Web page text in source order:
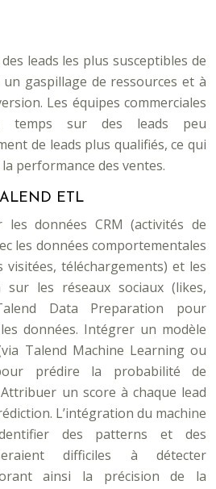
leads les plus susceptibles de
gaspillage de ressources et à
Les équipes commerciales
temps sur des leads peu
de leads plus qualifiés, ce qui
performance des ventes.
ETL
les données CRM (activités de
les données comportementales
téléchargements) et les
sur les réseaux sociaux (likes,
Data Preparation pour
données. Intégrer un modèle
Talend Machine Learning ou
prédire la probabilité de
un score à chaque lead
L’intégration du machine
des patterns et des
difficiles à détecter
ainsi la précision de la